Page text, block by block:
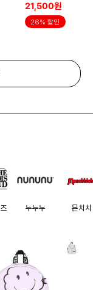
21,500원
26% 할인
누누누 몬치치